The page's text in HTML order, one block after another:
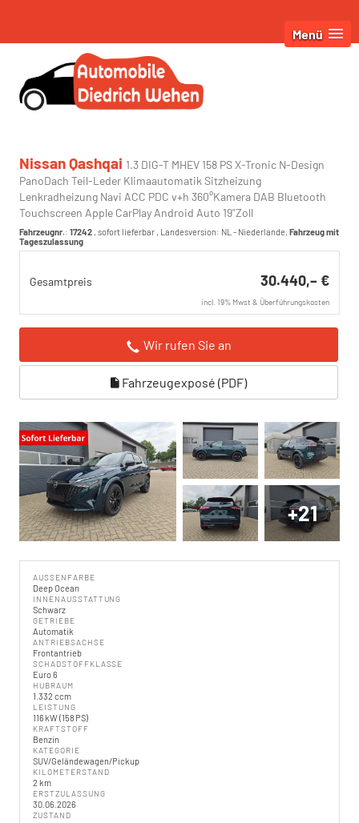
Menü
Nissan Qashqai 1.3 DIG-T MHEV 158 PS X-Tronic N-Design
PanoDach Teil-Leder Klimaautomatik Sitzheizung
Lenkradheizung Navi ACC PDC v+h 360°Kamera DAB Bluetooth
Touchscreen Apple CarPlay Android Auto 19"Zoll
Fahrzeugnr.: 17242 , sofort lieferbar , Landesversion: NL - Niederlande, Fahrzeug mit
Tageszulassung
Gesamtpreis 30.440,– €
incl. 19% Mwst & Überführungskosten
Wir rufen Sie an
Fahrzeugexposé (PDF)
+21
AUSSENFARBE
Deep Ocean
INNENAUSSTATTUNG
Schwarz
GETRIEBE
Automatik
ANTRIEBSACHSE
Frontantrieb
SCHADSTOFFKLASSE
Euro 6
HUBRAUM
1.332 ccm
LEISTUNG
116 kW (158 PS)
KRAFTSTOFF
Benzin
KATEGORIE
SUV/Geländewagen/Pickup
KILOMETERSTAND
2 km
ERSTZULASSUNG
30.06.2026
ZUSTAND